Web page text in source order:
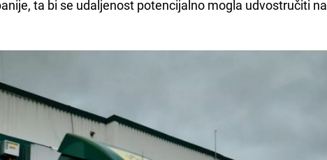
ta bi se udaljenost potencijalno mogla udvostručiti na